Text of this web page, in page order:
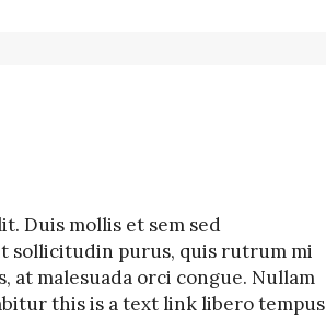
Duis mollis et sem sed
sollicitudin purus, quis rutrum mi
at malesuada orci congue. Nullam
this is a text link libero tempus